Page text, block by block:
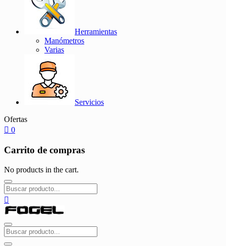
Herramientas
Manómetros
Varias
Servicios
Ofertas
0
Carrito de compras
No products in the cart.